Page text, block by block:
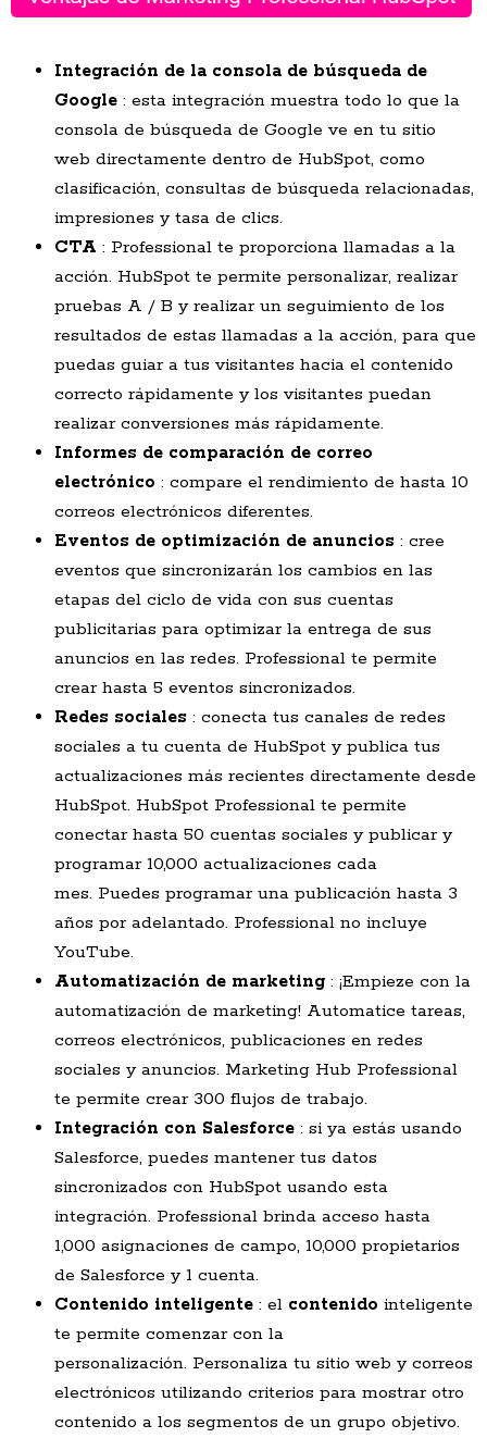
Integración de la consola de búsqueda de
Google : esta integración muestra todo lo que la
consola de búsqueda de Google ve en tu sitio
web directamente dentro de HubSpot, como
clasificación, consultas de búsqueda relacionadas,
impresiones y tasa de clics.
CTA : Professional te proporciona llamadas a la
acción. HubSpot te permite personalizar, realizar
pruebas A / B y realizar un seguimiento de los
resultados de estas llamadas a la acción, para que
puedas guiar a tus visitantes hacia el contenido
correcto rápidamente y los visitantes puedan
realizar conversiones más rápidamente.
Informes de comparación de correo
electrónico : compare el rendimiento de hasta 10
correos electrónicos diferentes.
Eventos de optimización de anuncios : cree
eventos que sincronizarán los cambios en las
etapas del ciclo de vida con sus cuentas
publicitarias para optimizar la entrega de sus
anuncios en las redes. Professional te permite
crear hasta 5 eventos sincronizados.
Redes sociales : conecta tus canales de redes
sociales a tu cuenta de HubSpot y publica tus
actualizaciones más recientes directamente desde
HubSpot. HubSpot Professional te permite
conectar hasta 50 cuentas sociales y publicar y
programar 10,000 actualizaciones cada
mes. Puedes programar una publicación hasta 3
años por adelantado. Professional no incluye
YouTube.
Automatización de marketing : ¡Empieze con la
automatización de marketing! Automatice tareas,
correos electrónicos, publicaciones en redes
sociales y anuncios. Marketing Hub Professional
te permite crear 300 flujos de trabajo.
Integración con Salesforce : si ya estás usando
Salesforce, puedes mantener tus datos
sincronizados con HubSpot usando esta
integración. Professional brinda acceso hasta
1,000 asignaciones de campo, 10,000 propietarios
de Salesforce y 1 cuenta.
Contenido inteligente : el contenido inteligente
te permite comenzar con la
personalización. Personaliza tu sitio web y correos
electrónicos utilizando criterios para mostrar otro
contenido a los segmentos de un grupo objetivo.